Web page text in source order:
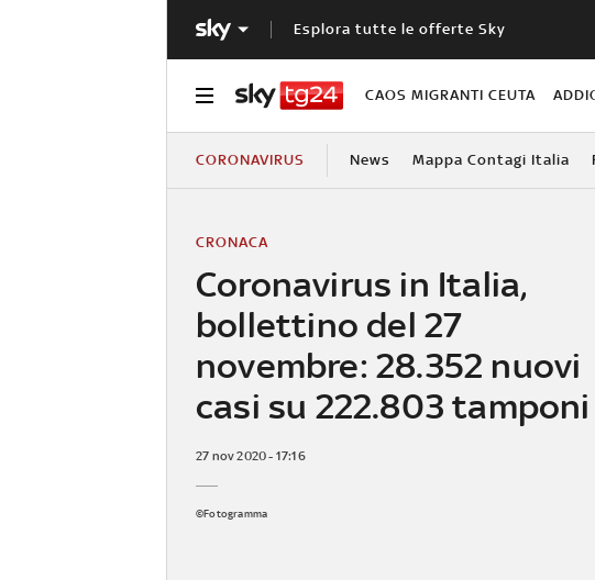
Esplora tutte le offerte Sky
CAOS MIGRANTI CEUTA
CORONAVIRUS News Mappa Contagi Italia
Coronavirus in Italia,
bollettino del 27
novembre: 28.352 nuovi
casi su 222.803 tamponi
CRONACA
27 nov 2020 - 17:16
©Fotogramma